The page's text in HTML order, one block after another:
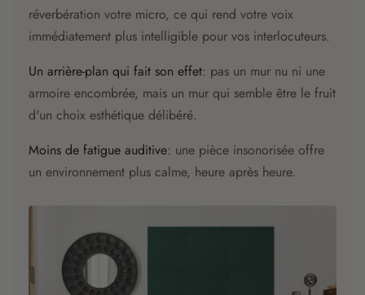
réverbération votre micro, ce qui rend votre voix
immédiatement plus intelligible pour vos interlocuteurs.
Un arrière-plan qui fait son effet: pas un mur nu ni une
armoire encombrée, mais un mur qui semble être le fruit
d'un choix esthétique délibéré.
Moins de fatigue auditive: une pièce insonorisée offre
un environnement plus calme, heure après heure.